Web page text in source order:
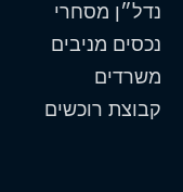
נדל״ן מסחרי
נכסים מניבים
משרדים
קבוצת רוכשים